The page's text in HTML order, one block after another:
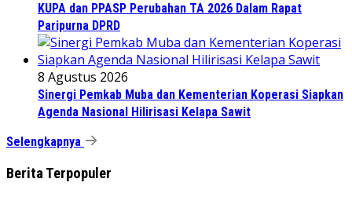
KUPA dan PPASP Perubahan TA 2026 Dalam Rapat
Paripurna DPRD
8 Agustus 2026
Sinergi Pemkab Muba dan Kementerian Koperasi Siapkan
Agenda Nasional Hilirisasi Kelapa Sawit
Selengkapnya
Berita Terpopuler